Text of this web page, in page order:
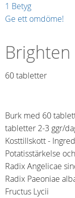
1 Betyg
Ge ett omdöme!
Brighten
60 tabletter​
Burk med 60
tabletter 2-3 ggr/
Kosttillskott -
Potatisstärkelse
Radix Angelicae
Radix Paeoniae
Fructus Lycii